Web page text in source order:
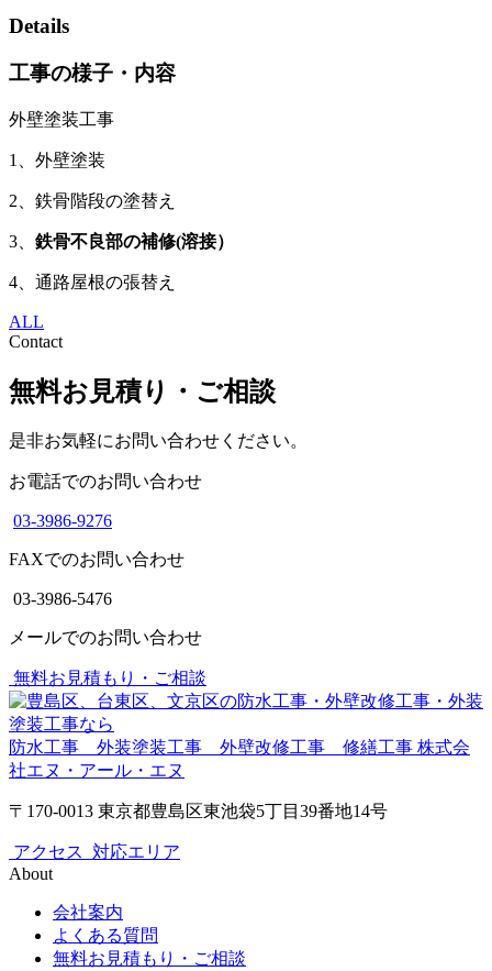
Details
工事の様子・内容
外壁塗装工事
1、外壁塗装
2、鉄骨階段の塗替え
3、 鉄骨不良部の補修(溶接）
4、通路屋根の張替え
ALL
Contact
無料お見積り・ご相談
是非お気軽にお問い合わせください。
お電話でのお問い合わせ
03-3986-9276
FAXでのお問い合わせ
03-3986-5476
メールでのお問い合わせ
無料お見積もり・ご相談
防水工事 外装塗装工事 外壁改修工事 修繕工事 株式会
社エヌ・アール・エヌ
〒170-0013 東京都豊島区東池袋5丁目39番地14号
アクセス 対応エリア
About
会社案内
よくある質問
無料お見積もり・ご相談